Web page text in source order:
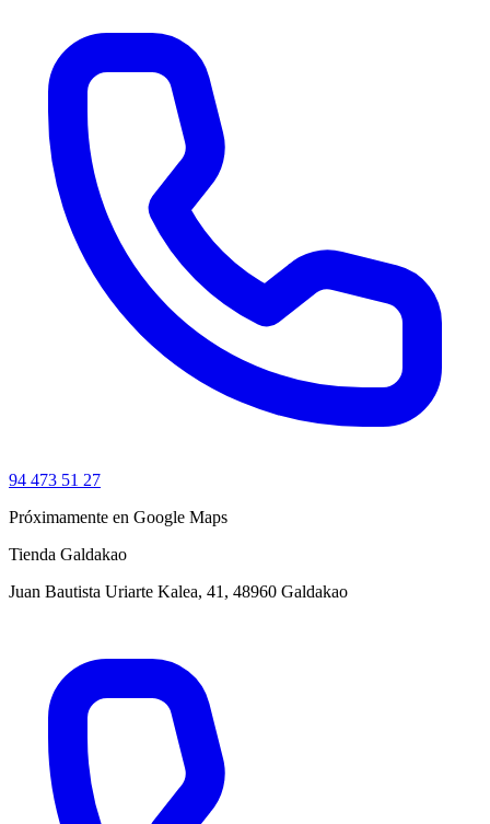
94 473 51 27
Próximamente en Google Maps
Tienda Galdakao
Juan Bautista Uriarte Kalea, 41, 48960 Galdakao